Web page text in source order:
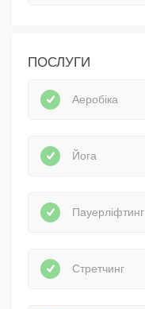
ПОСЛУГИ
Аеробіка
Йога
Пауерліфтинг
Стретчинг